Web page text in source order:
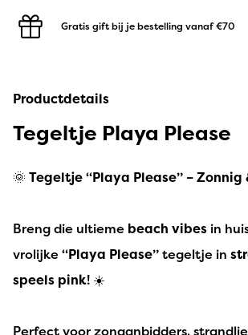
Gratis gift bij je bestelling vanaf €70
Productdetails
Tegeltje Playa Please
🌞 Tegeltje “Playa Please” – Zonnig
Breng die ultieme beach vibes in
vrolijke “Playa Please”tegeltje in
speels pink! ☀️
Perfect voor zonaanbidders,